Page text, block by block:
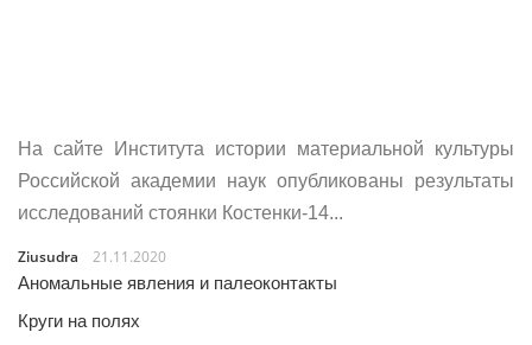
На сайте Института истории материальной культуры
Российской академии наук опубликованы результаты
исследований стоянки Костенки-14...
Ziusudra
21.11.2020
Аномальные явления и палеоконтакты
Круги на полях